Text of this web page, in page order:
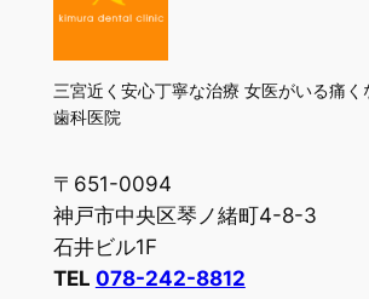
三宮近く安心丁寧な治療 女医がいる痛
歯科医院
〒651-0094
神戸市中央区琴ノ緒町4-8-3
石井ビル1F
TEL 078-242-8812